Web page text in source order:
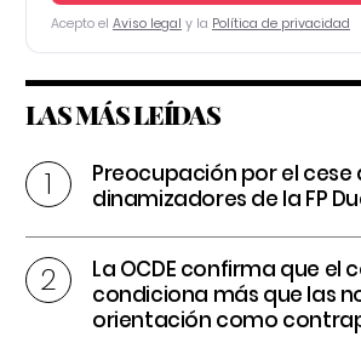
Acepto el Aviso legal y la Política de privacidad
LAS MÁS LEÍDAS
Preocupación por el cese
dinamizadores de la FP
La OCDE confirma que el
condiciona más que las
orientación como